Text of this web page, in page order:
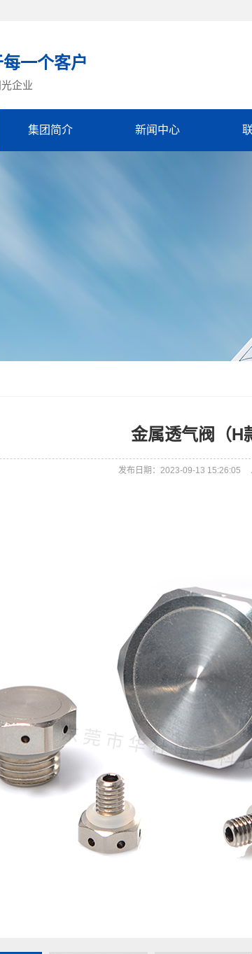
一个客户
企业
集团简介 新闻中心
金属透气阀（H
发布日期：2023-09-13 15:26:05